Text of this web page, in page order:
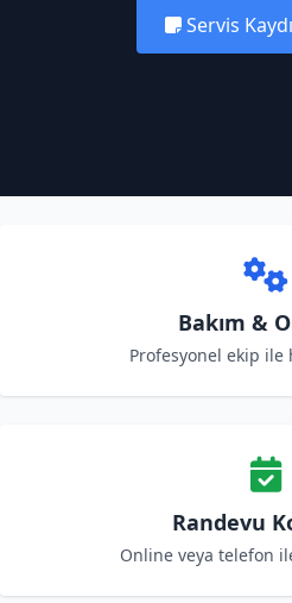
Servis
Bakım &
Profesyonel ekip ile
Randevu
Online veya telefon